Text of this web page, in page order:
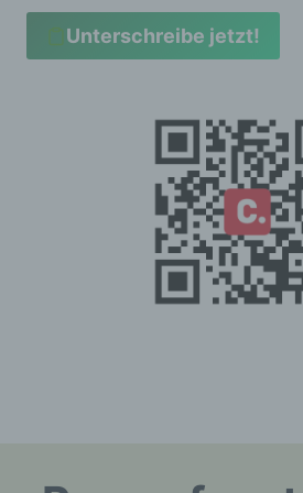
Unterschreibe jetzt!
Anja Röhl (Vorsitzende)
Kiehlufer 43
0176-24324947
E-Mail:
Cookies / SessionStorage /
Die Internetseiten verwenden